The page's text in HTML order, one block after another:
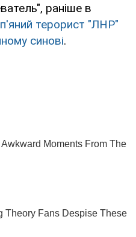
раніше в
п'яний терорист "ЛНР"
синові.